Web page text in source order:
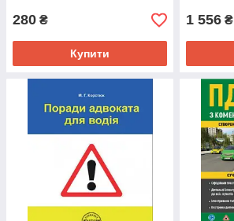
280 ₴
Купити
1 556 ₴